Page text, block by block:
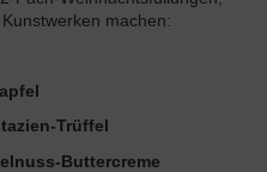
machen:
Trüffel
Buttercreme